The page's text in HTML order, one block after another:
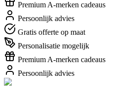
Premium A-merken cadeaus
Persoonlijk advies
Gratis offerte op maat
Personalisatie mogelijk
Premium A-merken cadeaus
Persoonlijk advies